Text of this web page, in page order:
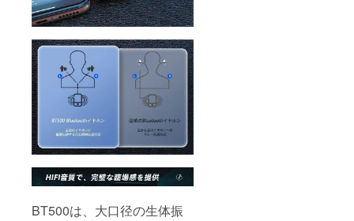
BT500は、大口径の生体振